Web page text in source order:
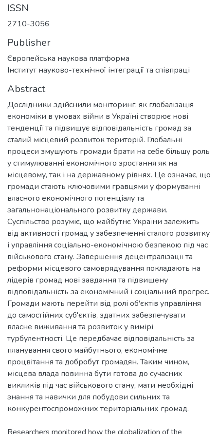
ISSN
2710-3056
Publisher
Європейська наукова платформа
Інститут науково-технічної інтеграції та співпраці
Abstract
Дослідники здійснили моніторинг, як глобалізація
економіки в умовах війни в Україні створює нові
тенденції та підвищує відповідальність громад за
сталий місцевий розвиток територій. Глобальні
процеси змушують громади брати на себе більшу роль
у стимулюванні економічного зростання як на
місцевому, так і на державному рівнях. Це означає, що
громади стають ключовими гравцями у формуванні
власного економічного потенціалу та
загальнонаціонального розвитку держави.
Суспільство розуміє, що майбутнє України залежить
від активності громад у забезпеченні сталого розвитку
і управління соціально-економічною безпекою під час
військового стану. Завершення децентралізації та
реформи місцевого самоврядування покладають на
лідерів громад нові завдання та підвищену
відповідальність за економічний і соціальний прогрес.
Громади мають перейти від ролі об'єктів управління
до самостійних суб'єктів, здатних забезпечувати
власне виживання та розвиток у вимірі
турбулентності. Це передбачає відповідальність за
планування свого майбутнього, економічне
процвітання та добробут громадян. Таким чином,
місцева влада повинна бути готова до сучасних
викликів під час військового стану, мати необхідні
знання та навички для побудови сильних та